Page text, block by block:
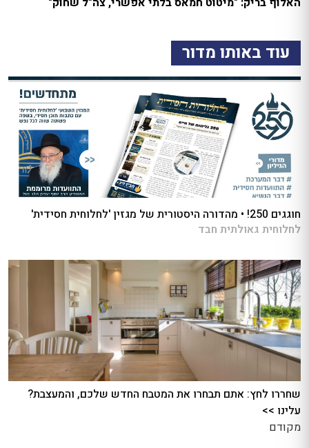
עוד באותו מדור
חוגגים 250! • מהדורה היסטורית של מגזין 'לחלוחית חסידית'
לחלוחית גאולתית חבד
שחררו לחץ: אתם תבחרו את המטבח החדש שלכם, והמעצבת?
עלינו >>
מקודם